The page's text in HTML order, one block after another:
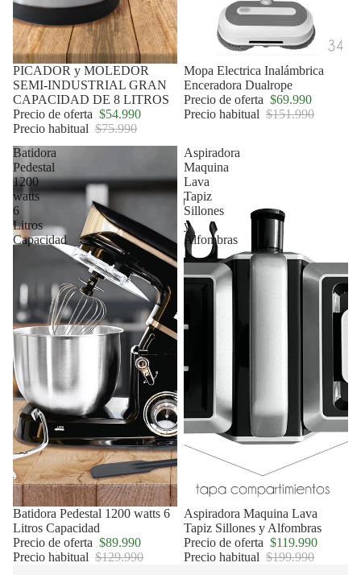
Oferta
PICADOR y MOLEDOR
SEMI-INDUSTRIAL GRAN
CAPACIDAD DE 8 LITROS
Precio de oferta $54.990
Precio habitual $75.990
Oferta
Mopa Electrica Inalámbrica
Enceradora Dualrope
Precio de oferta $69.990
Precio habitual $151.990
Batidora
Pedestal
1200
watts
6
Litros
Capacidad
Oferta
Batidora Pedestal 1200 watts 6
Litros Capacidad
Precio de oferta $89.990
Precio habitual $129.990
Aspiradora
Maquina
Lava
Tapiz
Sillones
y
Alfombras
Oferta
Aspiradora Maquina Lava
Tapiz Sillones y Alfombras
Precio de oferta $119.990
Precio habitual $199.990